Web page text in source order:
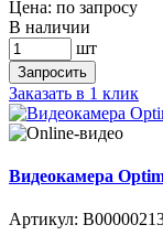
Цена: по запросу
В наличии
шт
Запросить
Заказать в 1 клик
Видеокамера
Артикул: